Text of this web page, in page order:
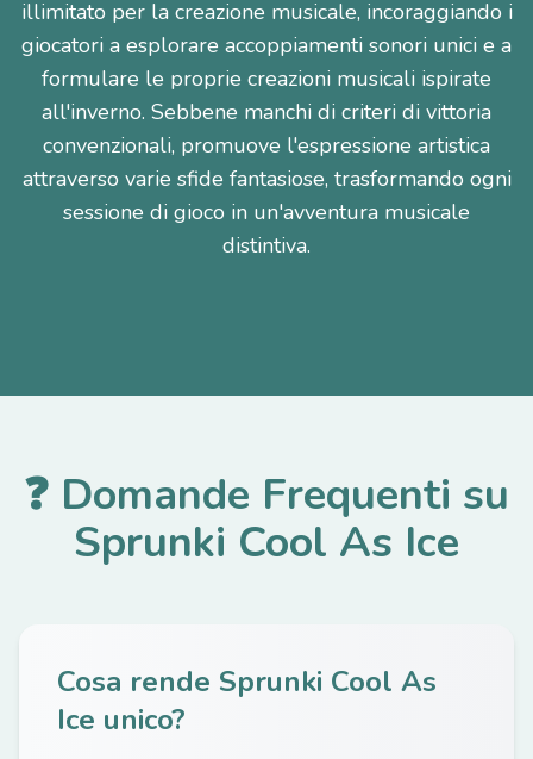
illimitato per la creazione musicale, incoraggiando i
giocatori a esplorare accoppiamenti sonori unici e a
formulare le proprie creazioni musicali ispirate
all'inverno. Sebbene manchi di criteri di vittoria
convenzionali, promuove l'espressione artistica
attraverso varie sfide fantasiose, trasformando ogni
sessione di gioco in un'avventura musicale
distintiva.
❓ Domande Frequenti su
Sprunki Cool As Ice
Cosa rende Sprunki Cool As
Ice unico?